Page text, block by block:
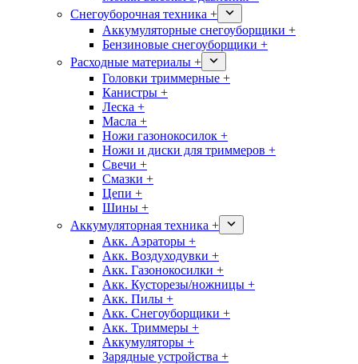
Снегоуборочная техника +
Аккумуляторные снегоуборщики +
Бензиновые снегоуборщики +
Расходные материалы +
Головки триммерные +
Канистры +
Леска +
Масла +
Ножи газонокосилок +
Ножи и диски для триммеров +
Свечи +
Смазки +
Цепи +
Шины +
Аккумуляторная техника +
Акк. Аэраторы +
Акк. Воздуходувки +
Акк. Газонокосилки +
Акк. Кусторезы/ножницы +
Акк. Пилы +
Акк. Снегоуборщики +
Акк. Триммеры +
Аккумуляторы +
Зарядные устройства +